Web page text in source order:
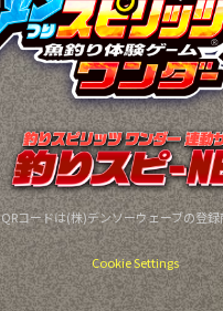
QRコードは(株)デンソーウェーブの登
Cookie Settings